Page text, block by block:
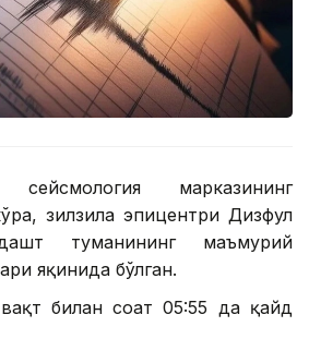
марказининг
зилзила эпицентри Дизфул
туманининг маъмурий
яқинида бўлган.
вақт билан соат 05:55 да қайд